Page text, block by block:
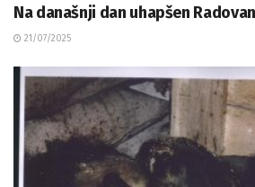
Na današnji dan uhapšen
21/07/2025